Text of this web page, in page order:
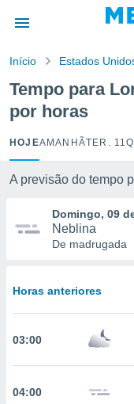
da
foi
para
fornecidas
a este
e
digital
ou
a nossa
Início Estados
Tempo para
por horas
HOJEAMANHÃTER. 11
A previsão do tempo
Domingo, 09
Neblina
De madrugada
Horas anteriores
03:00
04:00